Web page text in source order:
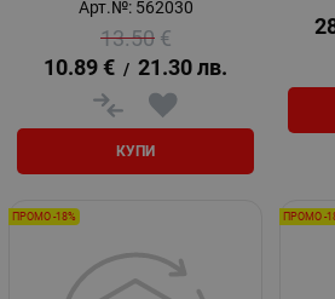
Арт.№: 562030
13.50 €
10.89 € / 21.30 лв.
КУПИ
ПРОМО -18% ПРОМО -